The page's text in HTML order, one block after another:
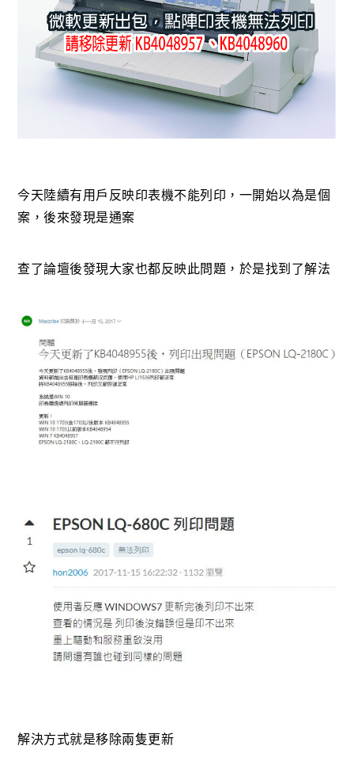
今天陸續有用戶反映印表機不能列印，一開始以為是個
案，後來發現是通案
查了論壇後發現大家也都反映此問題，於是找到了解法
解決方式就是移除兩隻更新